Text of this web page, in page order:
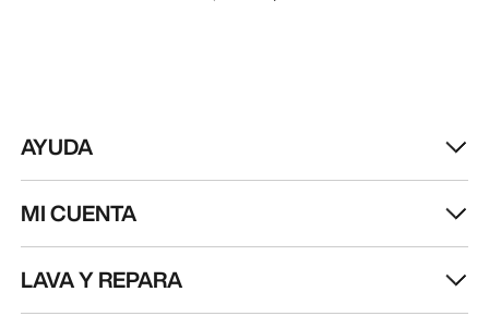
AYUDA
MI CUENTA
LAVA Y REPARA